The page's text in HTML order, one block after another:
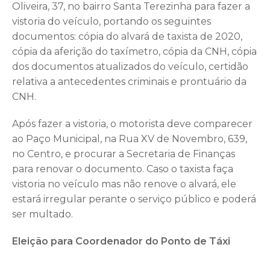
Oliveira, 37, no bairro Santa Terezinha para fazer a
vistoria do veículo, portando os seguintes
documentos: cópia do alvará de taxista de 2020,
cópia da aferição do taxímetro, cópia da CNH, cópia
dos documentos atualizados do veículo, certidão
relativa a antecedentes criminais e prontuário da
CNH.
Após fazer a vistoria, o motorista deve comparecer
ao Paço Municipal, na Rua XV de Novembro, 639,
no Centro, e procurar a Secretaria de Finanças
para renovar o documento. Caso o taxista faça
vistoria no veículo mas não renove o alvará, ele
estará irregular perante o serviço público e poderá
ser multado.
Eleição para Coordenador do Ponto de Táxi